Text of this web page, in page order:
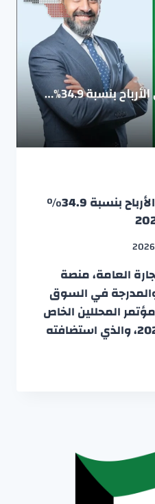
ترولي تحقق نمواً في الأرباح بنسبة 34.9%
العامة، منصة
والمدرجة في السوق
المحللين الخاص
بالربع الثاني من عام 2026، والذي استضافته